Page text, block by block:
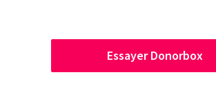
Essayer Donorbox